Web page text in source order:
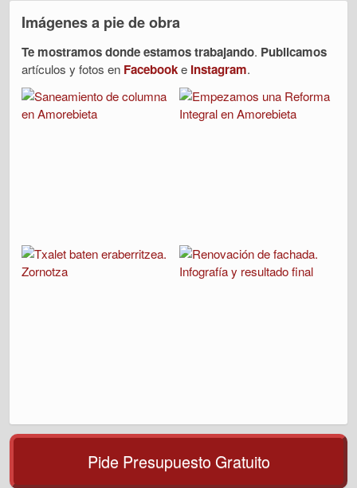
Imágenes a pie de obra
Te mostramos donde estamos trabajando. Publicamos
artículos y fotos en Facebooke Instagram.
Pide Presupuesto Gratuito